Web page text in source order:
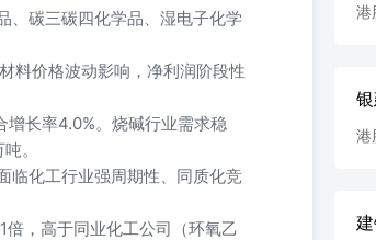
、碳三碳四化学品、湿电子化学
料价格波动影响，净利润阶段性
增长率4.0%。烧碱行业需求稳
。
临化工行业强周期性、同质化竞
，高于同业化工公司（环氧乙
港
港